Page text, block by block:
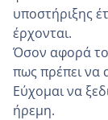
υποστήριξης
έρχονται.
Όσον αφορά
πως πρέπει να
Εύχομαι να
ήρεμη.